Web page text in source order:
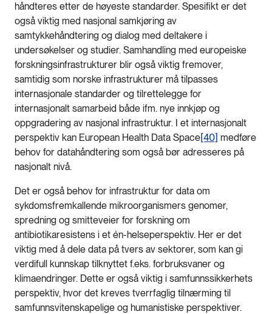
håndteres etter de høyeste standarder. Spesifikt er det
også viktig med nasjonal samkjøring av
samtykkehåndtering og dialog med deltakere i
undersøkelser og studier. Samhandling med europeiske
forskningsinfrastrukturer blir også viktig fremover,
samtidig som norske infrastrukturer må tilpasses
internasjonale standarder og tilrettelegge for
internasjonalt samarbeid både ifm. nye innkjøp og
oppgradering av nasjonal infrastruktur. I et internasjonalt
perspektiv kan European Health Data Space[40] medføre
behov for datahåndtering som også bør adresseres på
nasjonalt nivå.
Det er også behov for infrastruktur for data om
sykdomsfremkallende mikroorganismers genomer,
spredning og smitteveier for forskning om
antibiotikaresistens i et én-helseperspektiv. Her er det
viktig med å dele data på tvers av sektorer, som kan gi
verdifull kunnskap tilknyttet f.eks. forbruksvaner og
klimaendringer. Dette er også viktig i samfunnssikkerhets
perspektiv, hvor det kreves tverrfaglig tilnærming til
samfunnsvitenskapelige og humanistiske perspektiver.